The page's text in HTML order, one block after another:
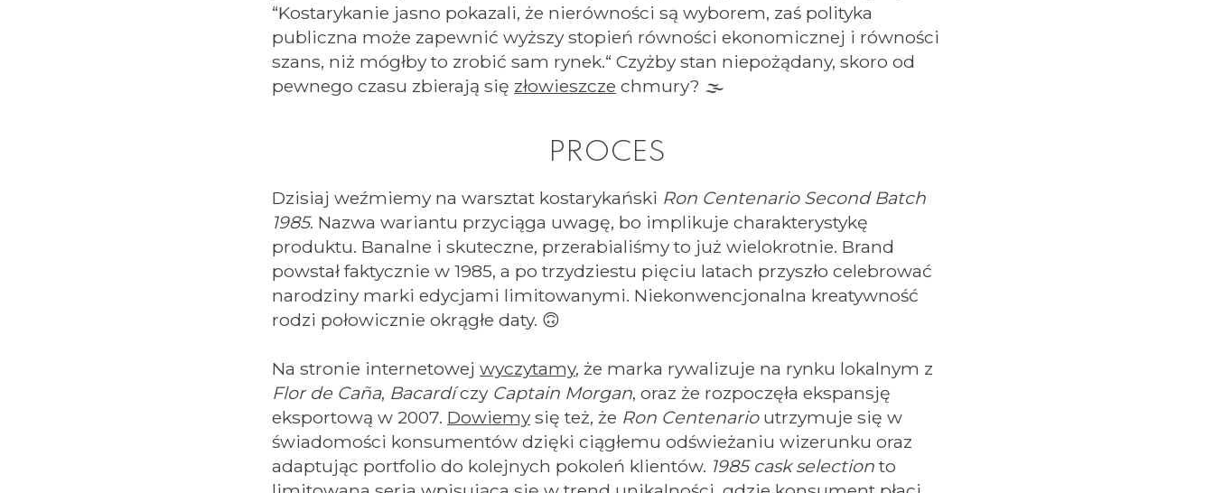
“Kostarykanie jasno pokazali, że nierówności są wyborem, zaś polityka
publiczna może zapewnić wyższy stopień równości ekonomicznej i równości
szans, niż mógłby to zrobić sam rynek.“ Czyżby stan niepożądany, skoro od
pewnego czasu zbierają się złowieszcze chmury? 🌫️
PROCES
Dzisiaj weźmiemy na warsztat kostarykański Ron Centenario Second Batch
1985. Nazwa wariantu przyciąga uwagę, bo implikuje charakterystykę
produktu. Banalne i skuteczne, przerabialiśmy to już wielokrotnie. Brand
powstał faktycznie w 1985, a po trzydziestu pięciu latach przyszło celebrować
narodziny marki edycjami limitowanymi. Niekonwencjonalna kreatywność
rodzi połowicznie okrągłe daty. 🙃
Na stronie internetowejwyczytamy, że marka rywalizuje na rynku lokalnym z
Flor de Caña, Bacardíczy Captain Morgan, oraz że rozpoczęła ekspansję
eksportową w 2007. Dowiemysię też, że Ron Centenarioutrzymuje się w
świadomości konsumentów dzięki ciągłemu odświeżaniu wizerunku oraz
adaptując portfolio do kolejnych pokoleń klientów. 1985 cask selection to